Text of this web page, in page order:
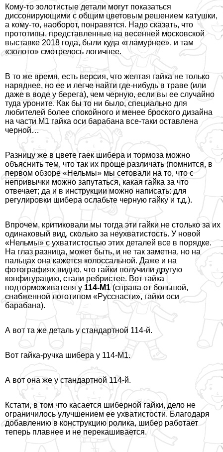
Кому-то золотистые детали могут показаться
диссонирующими с общим цветовым решением катушки,
а кому-то, наоборот, понравятся. Надо сказать, что
прототипы, представленные на весенней московской
выставке 2018 года, были куда «гламурнее», и там
«золото» смотрелось логичнее.
В то же время, есть версия, что желтая гайка не только
наряднее, но ее и легче найти где-нибудь в траве (или
даже в воде у берега), чем черную, если вы ее случайно
туда уроните. Как бы то ни было, специально для
любителей более спокойного и менее броского дизайна
на части М1 гайка оси баpaбана все-таки оставлена
черной…
Разницу же в цвете гаек шибера и тормоза можно
объяснить тем, что так их проще различать (помнится, в
первом обзоре «Нельмы» мы сетовали на то, что с
непривычки можно запутаться, какая гайка за что
отвечает; да и в инструкции можно написать: для
регулировки шибера ослабьте черную гайку и т.д.).
Впрочем, критиковали мы тогда эти гайки не столько за их
одинаковый вид, сколько за неухватистость. У новой
«Нельмы» с ухватистостью этих деталей все в порядке.
На глаз разница, может быть, и не так заметна, но на
пальцах она кажется колоссальной. Даже и на
фотографиях видно, что гайки получили другую
конфигурацию, стали ребристее. Вот гайка
подторможивателя у 114-M1 (справа от большой,
снабженной логотипом «Русснасти», гайки оси
баpaбана).
А вот та же деталь у стандартной 114-й.
Вот гайка-ручка шибера у 114-М1.
А вот она же у стандартной 114-й.
Кстати, в том что касается шиберной гайки, дело не
ограничилось улучшением ее ухватистости. Благодаря
добавлению в конструкцию ролика, шибер работает
теперь плавнее и не перекашивается.